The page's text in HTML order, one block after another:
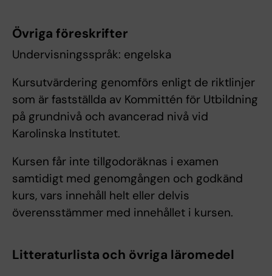
Övriga föreskrifter
Undervisningsspråk: engelska
Kursutvärdering genomförs enligt de riktlinjer
som är fastställda av Kommittén för Utbildning
på grundnivå och avancerad nivå vid
Karolinska Institutet.
Kursen får inte tillgodoräknas i examen
samtidigt med genomgången och godkänd
kurs, vars innehåll helt eller delvis
överensstämmer med innehållet i kursen.
Litteraturlista och övriga läromedel